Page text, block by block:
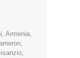
, Armenia,
,
,